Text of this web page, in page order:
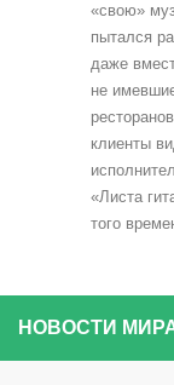
«свою»
пытался
даже
не
клиенты
«Листа
того
НОВОСТИ